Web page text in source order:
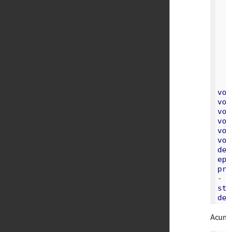
-